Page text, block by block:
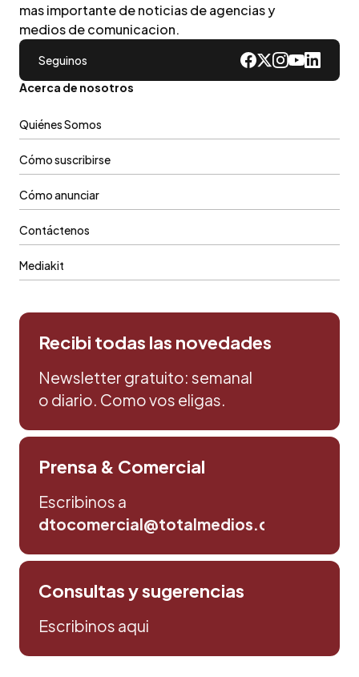
mas importante de noticias de agencias y
medios de comunicacion.
Seguinos
Acerca de nosotros
Quiénes Somos
Cómo suscribirse
Cómo anunciar
Contáctenos
Mediakit
Recibi todas las novedades
Newsletter gratuito: semanal
o diario. Como vos eligas.
Prensa & Comercial
Escribinos a
dtocomercial@totalmedios.com
Consultas y sugerencias
Escribinos aqui